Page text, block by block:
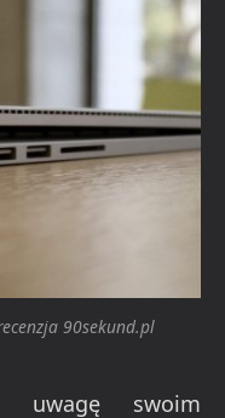
90sekund.pl
uwagę swoim